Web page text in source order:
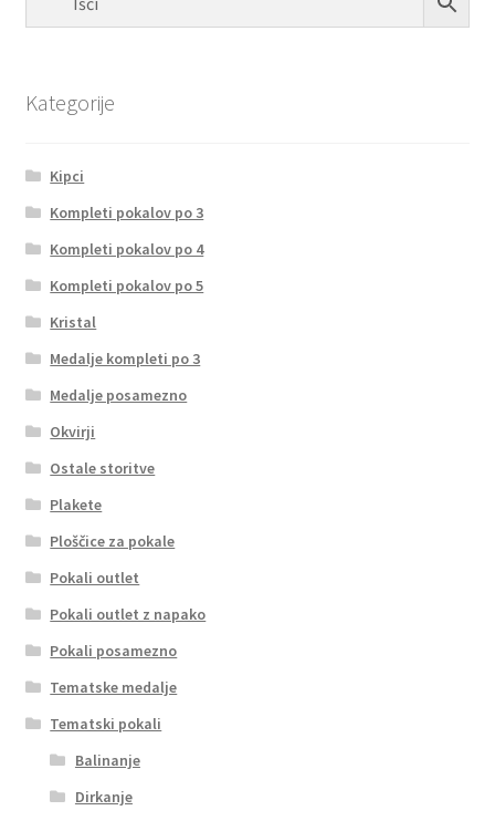
Kategorije
Kipci
Kompleti pokalov po 3
Kompleti pokalov po 4
Kompleti pokalov po 5
Kristal
Medalje kompleti po 3
Medalje posamezno
Okvirji
Ostale storitve
Plakete
Ploščice za pokale
Pokali outlet
Pokali outlet z napako
Pokali posamezno
Tematske medalje
Tematski pokali
Balinanje
Dirkanje